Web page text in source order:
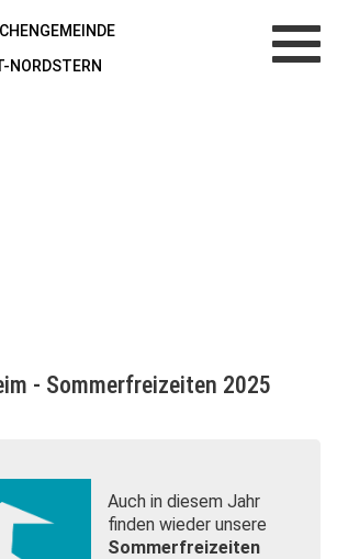
NORDSTERN
- Sommerfreizeiten 2025
Auch in diesem Jahr
finden wieder unsere
Sommerfreizeiten